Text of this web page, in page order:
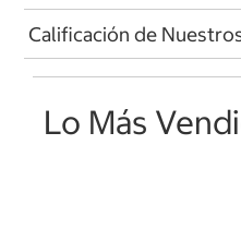
Calificación de
Lo Más